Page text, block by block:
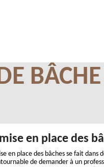
en place des
en place des bâches se fait
de demander à un